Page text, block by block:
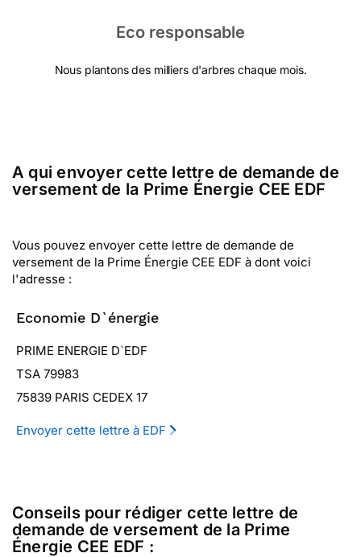
Eco responsable
Nous plantons des milliers d'arbres chaque mois.
A qui envoyer cette lettre de demande de
versement de la Prime Énergie CEE EDF
Vous pouvez envoyer cette lettre de demande de
versement de la Prime Énergie CEE EDF à dont voici
l'adresse :
Economie D`énergie
PRIME ENERGIE D`EDF
TSA 79983
75839 PARIS CEDEX 17
Envoyer cette lettre à EDF
Conseils pour rédiger cette lettre de
demande de versement de la Prime
Énergie CEE EDF :